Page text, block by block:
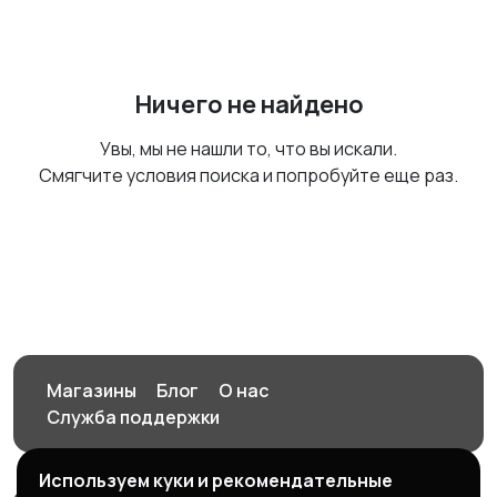
Ничего не найдено
Увы, мы не нашли то, что вы искали.
Смягчите условия поиска и попробуйте еще раз.
Магазины Блог
О нас
Служба поддержки
Используем куки и рекомендательные